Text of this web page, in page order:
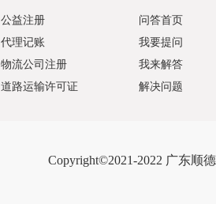
公益注册
代理记账
物流公司注册
道路运输许可证
问答首页
我要提问
我来解答
解决问题
Copyright©2021-2022 广东顺